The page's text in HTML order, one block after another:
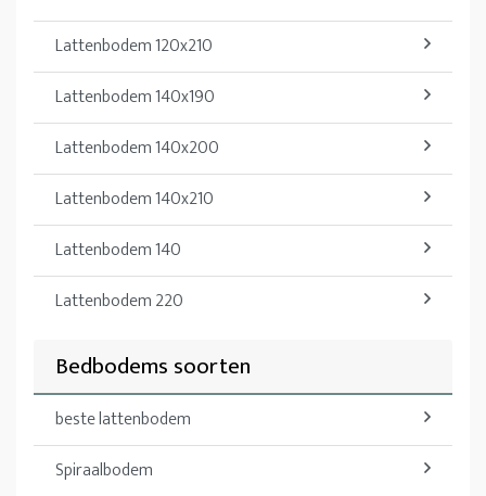
Lattenbodem 120x210
Lattenbodem 140x190
Lattenbodem 140x200
Lattenbodem 140x210
Lattenbodem 140
Lattenbodem 220
Bedbodems soorten
beste lattenbodem
Spiraalbodem